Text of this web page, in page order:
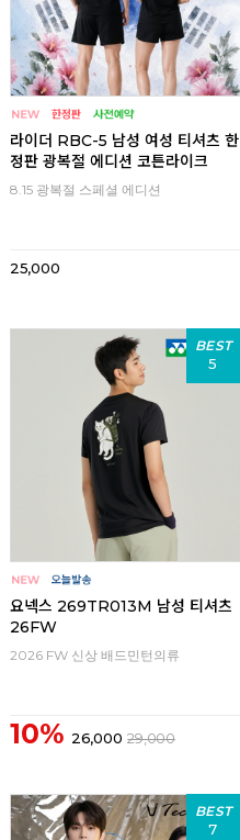
라이더 RBC-5 남성 여성 티셔츠 한
정판 광복절 에디션 코튼라이크
8.15 광복절 스페셜 에디션
25,000
BEST
5
요넥스 269TR013M 남성 티셔츠
26FW
2026 FW 신상 배드민턴의류
10% 26,000 29,000
BEST
7